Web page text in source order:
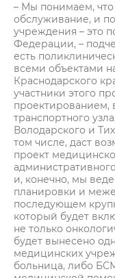
– Мы понимаем,
обслуживание, и
учреждения – это
Федерации, –
есть
всеми объектами
Краснодарского
участники этого
проектированием,
транспортного
Володарского и
том числе, даст
проект
и, конечно, мы
планировки и
последующем
который будет
не только
будет вынесено
медицинских
больница, либо